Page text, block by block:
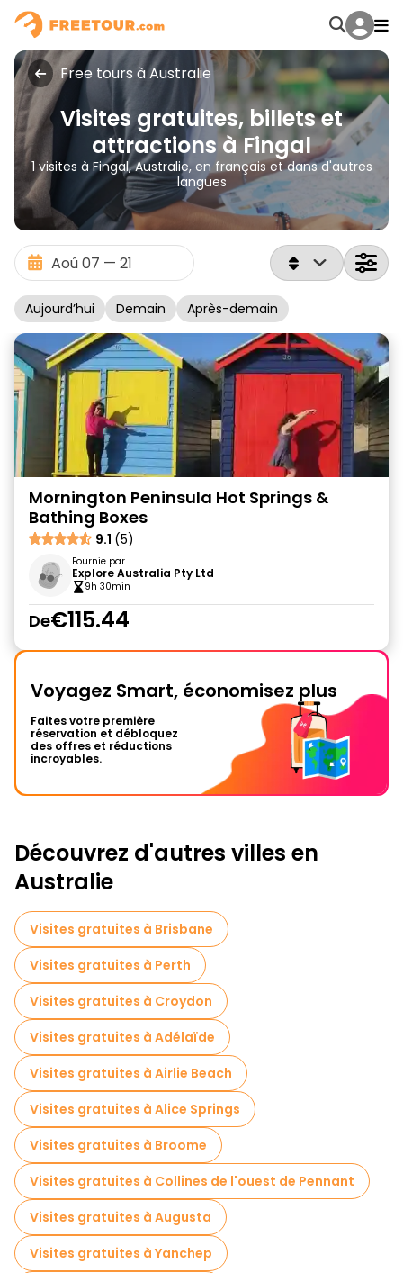
Free tours à Australie
Visites gratuites, billets et
attractions à Fingal
1 visites à Fingal, Australie, en français et dans d'autres
langues
Aujourd’hui Demain Après-demain
Mornington Peninsula Hot Springs &
Bathing Boxes
9.1 (5)
Fournie par
Explore Australia Pty Ltd
9h 30min
De€115.44
Voyagez Smart, économisez plus
Faites votre première
réservation et débloquez
des offres et réductions
incroyables.
Découvrez d'autres villes en
Australie
Visites gratuites à Brisbane
Visites gratuites à Perth
Visites gratuites à Croydon
Visites gratuites à Adélaïde
Visites gratuites à Airlie Beach
Visites gratuites à Alice Springs
Visites gratuites à Broome
Visites gratuites à Collines de l'ouest de Pennant
Visites gratuites à Augusta
Visites gratuites à Yanchep